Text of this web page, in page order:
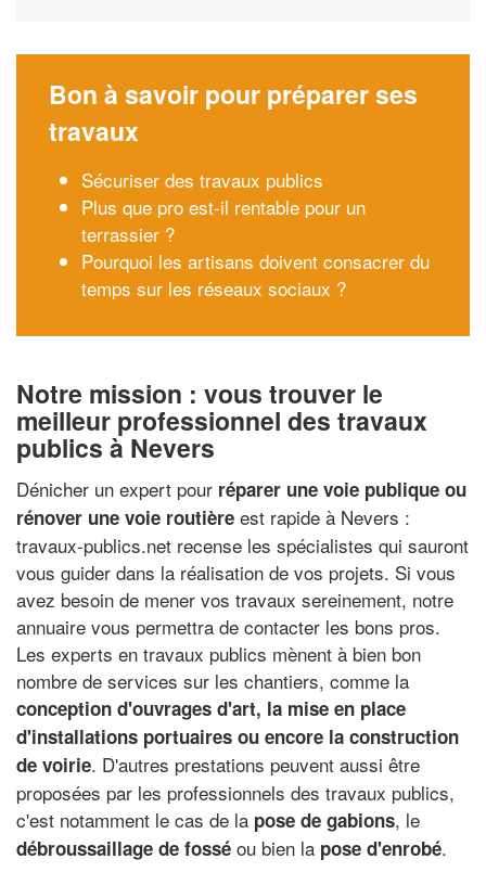
Bon à savoir pour préparer ses
travaux
Sécuriser des travaux publics
Plus que pro est-il rentable pour un
terrassier ?
Pourquoi les artisans doivent consacrer du
temps sur les réseaux sociaux ?
Notre mission : vous trouver le
meilleur professionnel des travaux
publics à Nevers
Dénicher un expert pour réparer une voie publique ou
rénover une voie routière est rapide à Nevers :
travaux-publics.net recense les spécialistes qui sauront
vous guider dans la réalisation de vos projets. Si vous
avez besoin de mener vos travaux sereinement, notre
annuaire vous permettra de contacter les bons pros.
Les experts en travaux publics mènent à bien bon
nombre de services sur les chantiers, comme la
conception d'ouvrages d'art, la mise en place
d'installations portuaires ou encore la construction
de voirie. D'autres prestations peuvent aussi être
proposées par les professionnels des travaux publics,
c'est notamment le cas de la pose de gabions, le
débroussaillage de fossé ou bien la pose d'enrobé.